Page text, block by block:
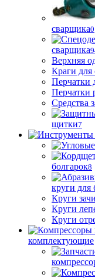
сварщика0
сварщика
Верхняя
Краги для
Перчатки
Перчатки
Средства
щитки7
болгарок8
круги для
Круги
Круги
Круги
комплектующие